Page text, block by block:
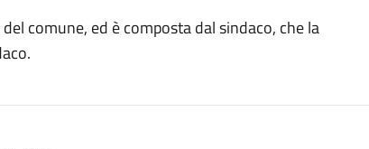
comune, ed è composta dal sindaco, che la